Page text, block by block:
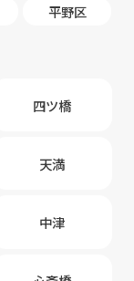
平野区
四ツ橋
天満
中津